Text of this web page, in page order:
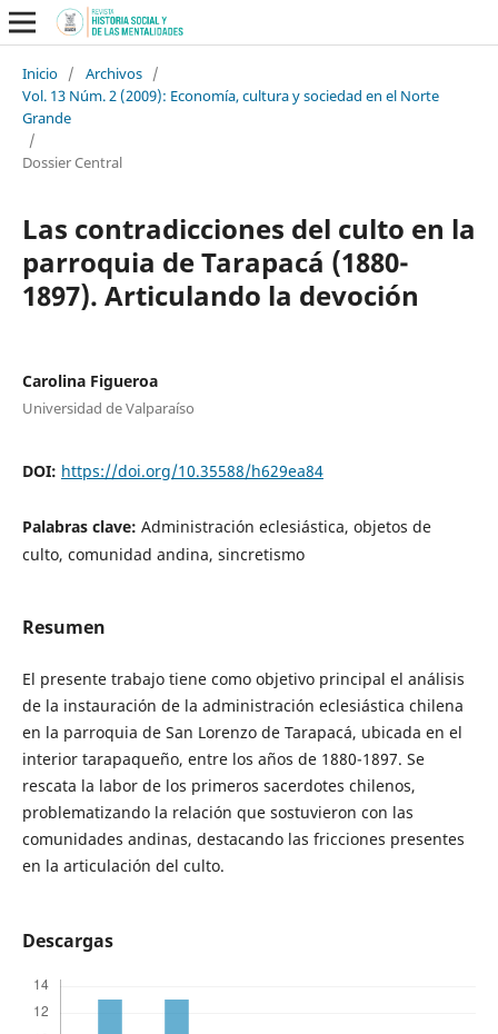
Inicio / Archivos /
Vol. 13 Núm. 2 (2009): Economía, cultura y sociedad en el Norte
Grande
/
Dossier Central
Las contradicciones del culto en la
parroquia de Tarapacá (1880-
1897). Articulando la devoción
Carolina Figueroa
Universidad de Valparaíso
DOI: https://doi.org/10.35588/h629ea84
Palabras clave: Administración eclesiástica, objetos de
culto, comunidad andina, sincretismo
Resumen
El presente trabajo tiene como objetivo principal el análisis
de la instauración de la administración eclesiástica chilena
en la parroquia de San Lorenzo de Tarapacá, ubicada en el
interior tarapaqueño, entre los años de 1880-1897. Se
rescata la labor de los primeros sacerdotes chilenos,
problematizando la relación que sostuvieron con las
comunidades andinas, destacando las fricciones presentes
en la articulación del culto.
Descargas